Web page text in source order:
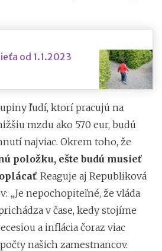
od 1.1.2023
ľudí, ktorí pracujú na
mzdu ako 570 eur, budú
najviac. Okrem toho, že
položku, ešte budú musieť
. Reaguje aj Republiková
„Je nepochopiteľné, že vláda
v čase, kedy stojíme
a inflácia čoraz viac
našich zamestnancov.